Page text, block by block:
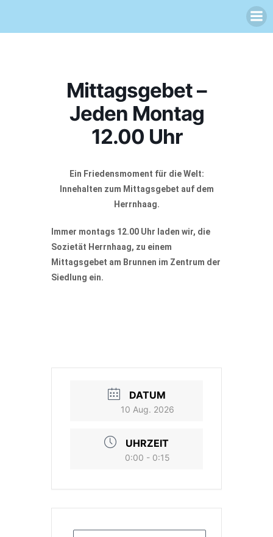
springen
Mittagsgebet –
Jeden Montag
12.00 Uhr
Ein Friedensmoment für die Welt:
Innehalten zum Mittagsgebet auf dem
Herrnhaag.
Immer montags 12.00 Uhr laden wir, die
Sozietät Herrnhaag, zu einem
Mittagsgebet am Brunnen im Zentrum der
Siedlung ein.
DATUM
10 Aug. 2026
UHRZEIT
0:00 - 0:15